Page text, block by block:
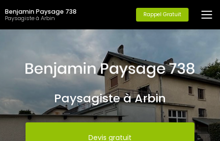
au
contenu
principal
Benjamin Paysage 738
Paysagiste à Arbin Rappel Gratuit
Paysagiste à Arbin
Devis gratuit